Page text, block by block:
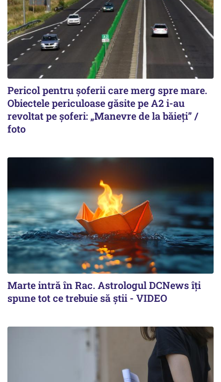
Pericol pentru șoferii care merg spre mare.
Obiectele periculoase găsite pe A2 i-au
revoltat pe șoferi: „Manevre de la băieți” /
foto
Marte intră în Rac. Astrologul DCNews îți
spune tot ce trebuie să știi - VIDEO